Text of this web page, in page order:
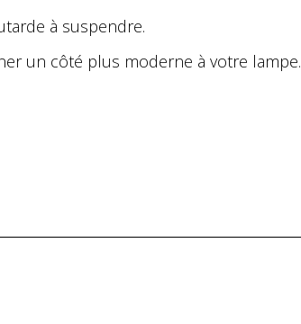
à suspendre.
un côté plus moderne à votre lampe.